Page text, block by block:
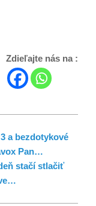
Zdieľajte nás na :
a bezdotykové
Pan…
stačí stlačiť